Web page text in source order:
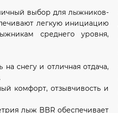
выбор для лыжников-
легкую инициацию
среднего уровня,
снегу и отличная отдача,
комфорт, отзывчивость и
лыж BBR обеспечивает